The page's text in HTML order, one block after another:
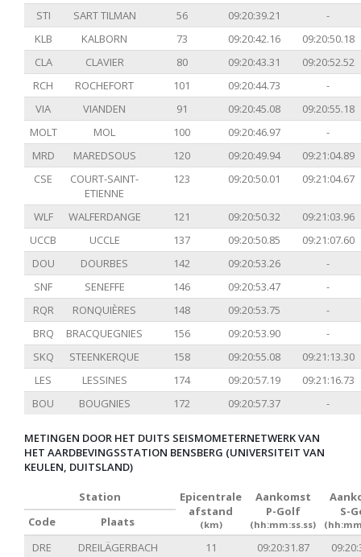
STI SART TILMAN 56 09:20:39.21
-
KLB
KALBORN 73 09:20:42.16
09:20:50.18
CLA
CLAVIER 80 09:20:43.31
09:20:52.52
RCH
ROCHEFORT 101 09:20:44.73
-
VIA
VIANDEN 91 09:20:45.08
09:20:55.18
MOLT
MOL 100 09:20:46.97
-
MRD
MAREDSOUS 120 09:20:49.94
09:21:04.89
CSE
COURT-SAINT-
ETIENNE
123 09:20:50.01 09:21:04.67
WLF WALFERDANGE 121 09:20:50.32
09:21:03.96
UCCB
UCCLE 137 09:20:50.85
09:21:07.60
DOU
DOURBES 142 09:20:53.26
-
SNF
SENEFFE 146 09:20:53.47
-
RQR
RONQUIÈRES 148 09:20:53.75
-
BRQ
BRACQUEGNIES 156 09:20:53.90
-
SKQ
STEENKERQUE 158 09:20:55.08
09:21:13.30
LES
LESSINES 174 09:20:57.19
09:21:16.73
BOU
BOUGNIES 172 09:20:57.37 -
METINGEN DOOR HET DUITS SEISMOMETERNETWERK VAN
HET AARDBEVINGSSTATION BENSBERG (UNIVERSITEIT VAN
KEULEN, DUITSLAND)
Station
Epicentrale
afstand
(km)
Aankomst
P-Golf
(hh:mm:ss.ss)
S-
Code
Plaats
DRE
DREILÄGERBACH 11 09:20:31.87